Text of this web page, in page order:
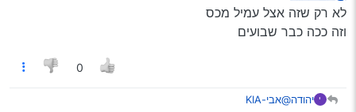
לא רק שזה אצל עמיל מכס
וזה ככה כבר שבועים
0
י יהודה@אבי-KIA